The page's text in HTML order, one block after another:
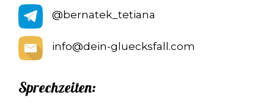
@bernatek_tetiana
info@dein-gluecksfall.com
Sprechzeiten: